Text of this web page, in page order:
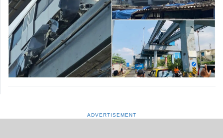
ADVERTISEMENT